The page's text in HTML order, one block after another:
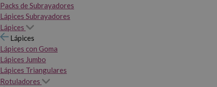
Packs de Subrayadores
Lápices Subrayadores
Lápices
Lápices
Lápices con Goma
Lápices Jumbo
Lápices Triangulares
Rotuladores